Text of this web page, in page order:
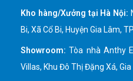
Kho hàng/Xưởng tại Hà Nội:
Bi, Xã Cổ Bi, Huyện Gia Lâm,
Showroom: Tòa nhà Anthy
Villas, Khu Đô Thị Đặng Xá, Gia